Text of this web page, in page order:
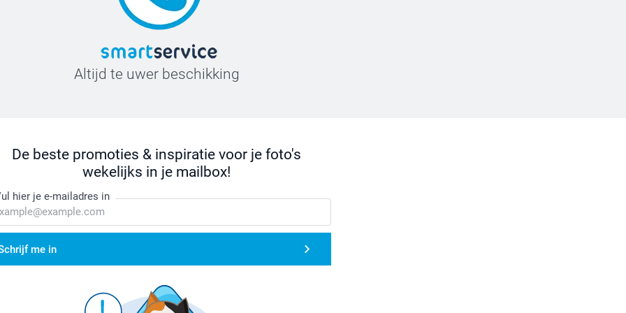
Altijd te uwer beschikking
De beste promoties & inspiratie voor je foto's
wekelijks in je mailbox!
hier je e-mailadres in
me in